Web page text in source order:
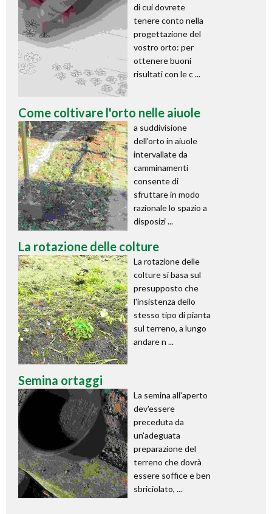
di cui dovrete
tenere conto nella
progettazione del
vostro orto: per
ottenere buoni
risultati con le c ...
Come coltivare l'orto nelle aiuole
a suddivisione
dell'orto in aiuole
intervallate da
camminamenti
consente di
sfruttare in modo
razionale lo spazio a
disposizi ...
La rotazione delle colture
La rotazione delle
colture si basa sul
presupposto che
l'insistenza dello
stesso tipo di pianta
sul terreno, a lungo
andare n ...
Semina ortaggi
La semina all'aperto
dev'essere
preceduta da
un'adeguata
preparazione del
terreno che dovrà
essere soffice e ben
sbriciolato, ...